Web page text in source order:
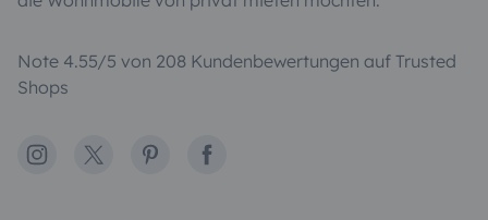
Note 4.55/5 von 208 Kundenbewertungen auf Trusted
Shops
Instagram
X PinterestFacebook